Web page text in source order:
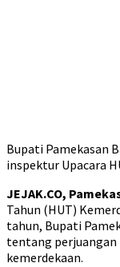
Bupati Pamekasan
inspektur Upacara
JEJAK.CO,
Tahun (HUT)
tahun, Bupati
tentang perjuangan
kemerdekaan.